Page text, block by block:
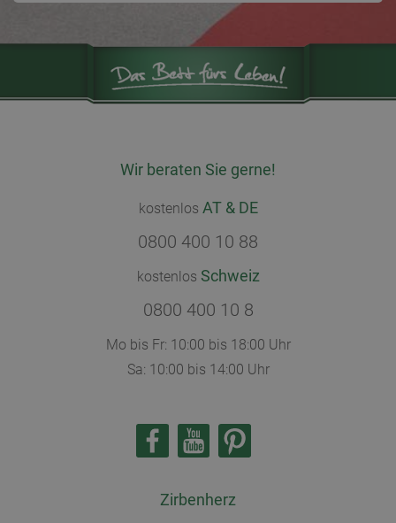
Wir beraten Sie gerne!
kostenlos AT & DE
0800 400 10 88
kostenlos Schweiz
0800 400 10 8
Mo bis Fr: 10:00 bis 18:00 Uhr
Sa: 10:00 bis 14:00 Uhr
Zirbenherz